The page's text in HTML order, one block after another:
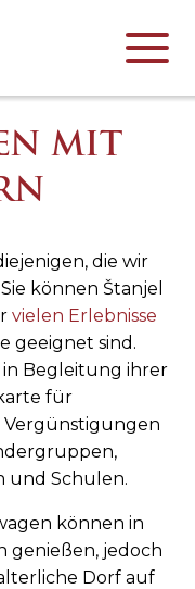
MIT
die wir
können Štanjel
vielen Erlebnisse
geeignet sind.
Begleitung ihrer
für
Vergünstigungen
und Schulen.
können in
genießen, jedoch
Dorf auf